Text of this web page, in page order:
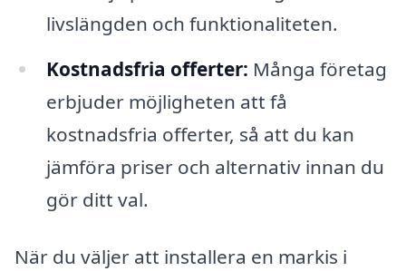
livslängden och funktionaliteten.
Kostnadsfria offerter: Många företag
erbjuder möjligheten att få
kostnadsfria offerter, så att du kan
jämföra priser och alternativ innan du
gör ditt val.
När du väljer att installera en markis i